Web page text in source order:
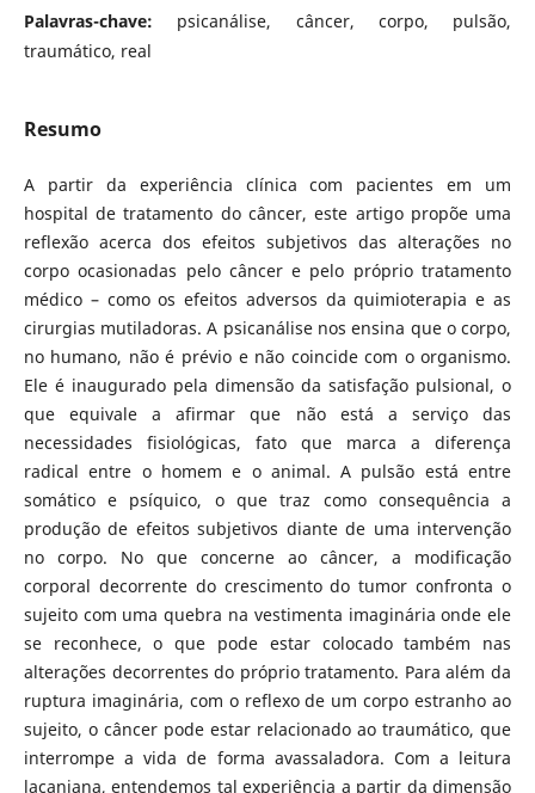
Palavras-chave: psicanálise, câncer, corpo, pulsão,
traumático, real
Resumo
A partir da experiência clínica com pacientes em um
hospital de tratamento do câncer, este artigo propõe uma
reflexão acerca dos efeitos subjetivos das alterações no
corpo ocasionadas pelo câncer e pelo próprio tratamento
médico – como os efeitos adversos da quimioterapia e as
cirurgias mutiladoras. A psicanálise nos ensina que o corpo,
no humano, não é prévio e não coincide com o organismo.
Ele é inaugurado pela dimensão da satisfação pulsional, o
que equivale a afirmar que não está a serviço das
necessidades fisiológicas, fato que marca a diferença
radical entre o homem e o animal. A pulsão está entre
somático e psíquico, o que traz como consequência a
produção de efeitos subjetivos diante de uma intervenção
no corpo. No que concerne ao câncer, a modificação
corporal decorrente do crescimento do tumor confronta o
sujeito com uma quebra na vestimenta imaginária onde ele
se reconhece, o que pode estar colocado também nas
alterações decorrentes do próprio tratamento. Para além da
ruptura imaginária, com o reflexo de um corpo estranho ao
sujeito, o câncer pode estar relacionado ao traumático, que
interrompe a vida de forma avassaladora. Com a leitura
lacaniana, entendemos tal experiência a partir da dimensão